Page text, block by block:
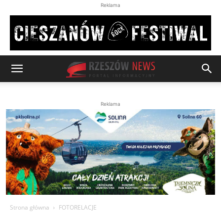
Reklama
Reklama
Strona główna FOTORELACJE